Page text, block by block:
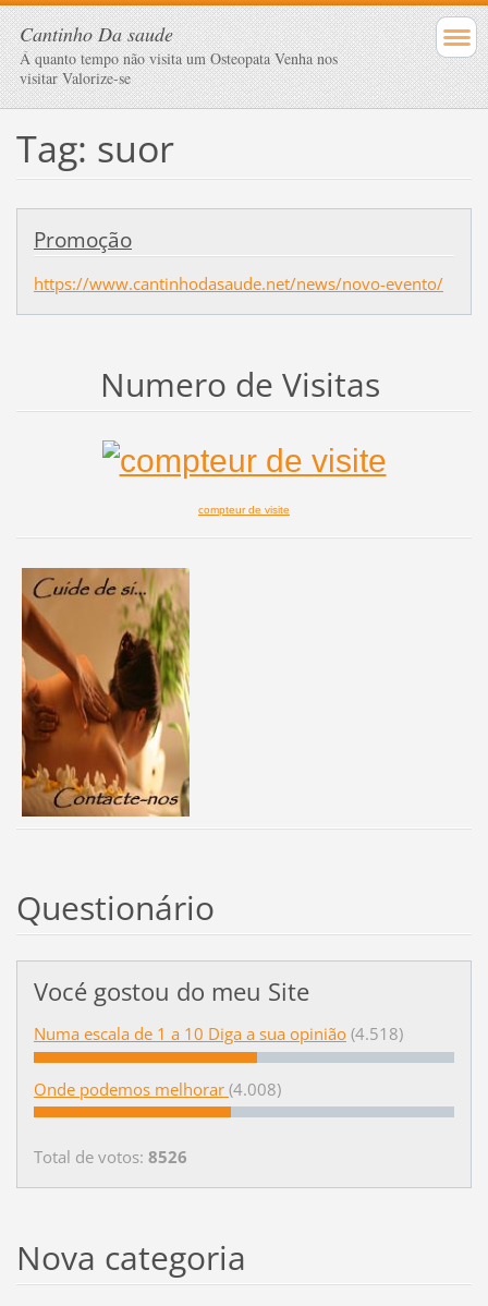
Cantinho Da saude
Á quanto tempo não visita um Osteopata Venha nos
visitar Valorize-se
Tag: suor
Promoção
https://www.cantinhodasaude.net/news/novo-evento/
Numero de Visitas
compteur de visite
Questionário
Vocé gostou do meu Site
Numa escala de 1 a 10 Diga a sua opinião (4.518)
Onde podemos melhorar (4.008)
Total de votos: 8526
Nova categoria